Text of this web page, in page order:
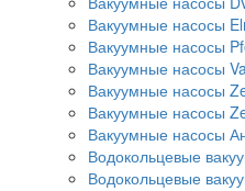
Вакуумные насосы
Вакуумные насосы
Вакуумные насосы
Вакуумные насосы
Вакуумные насосы
Вакуумные насосы
Водокольцевые
Водокольцевые